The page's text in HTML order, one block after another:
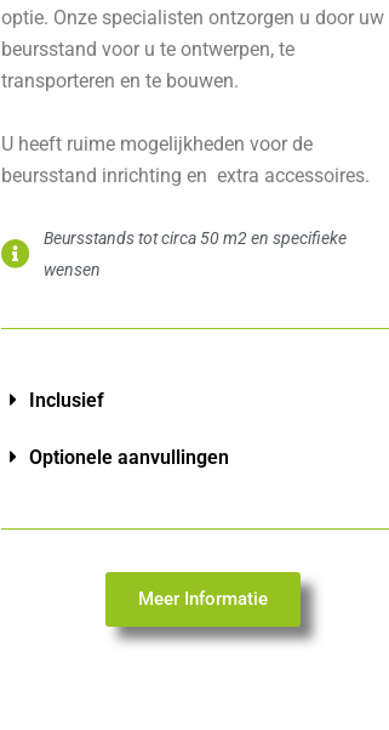
optie. Onze specialisten ontzorgen u door uw
beursstand voor u te ontwerpen, te
transporteren en te bouwen.
U heeft ruime mogelijkheden voor de
beursstand inrichting en extra accessoires.
Beursstands tot circa 50 m2 en specifieke
wensen
Inclusief
Optionele aanvullingen
Meer Informatie